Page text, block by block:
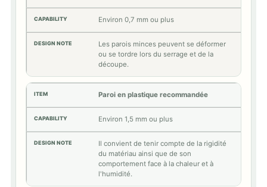
Environ 0,7 mm ou plus
Les parois minces peuvent se déformer
ou se tordre lors du serrage et de la
découpe.
Paroi en plastique recommandée
Environ 1,5 mm ou plus
Il convient de tenir compte de la rigidité
du matériau ainsi que de son
comportement face à la chaleur et à
l'humidité.